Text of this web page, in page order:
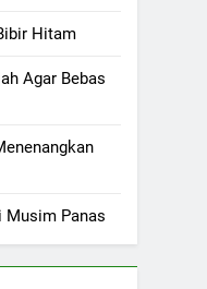
Hitam
Agar Bebas
Musim Panas